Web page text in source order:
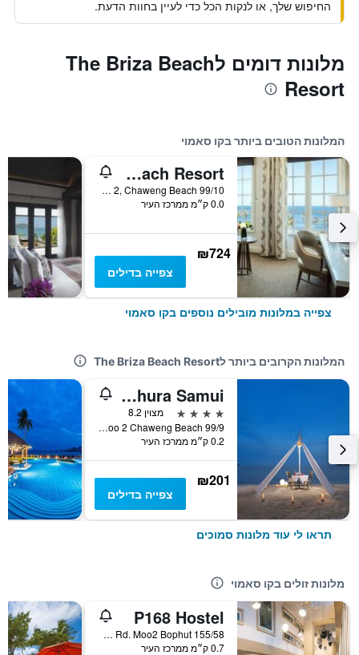
החיפוש שלך, או לנקות הכל כדי לעיין בחוות הדעת.
מלונות דומים לThe Briza Beach
Resort
המלונות הטובים ביותר בקו סאמוי
Sala Samui Chaweng Beach Resort
99/10 Moo 2, Chaweng Beach, קו סאמוי, תאילנד
0.0 ק״מ ממרכז העיר
₪724
צפייה בדילים
צפייה במלונות מובילים נוספים בקו סאמוי
המלונות הקרובים ביותר לThe Briza Beach Resort
Homm Chura Samui
4 כוכבים
מצוין 8.2
99/9 Moo 2 Chaweng Beach, קו סאמוי, תאילנד
0.2 ק״מ ממרכז העיר
₪201
צפייה בדילים
תראו לי עוד מלונות סמוכים
מלונות זולים בקו סאמוי
P168 Hostel
155/58 Chaweng Beach Rd. Moo2 Bophut, קו סאמוי, תאילנד
0.7 ק״מ ממרכז העיר